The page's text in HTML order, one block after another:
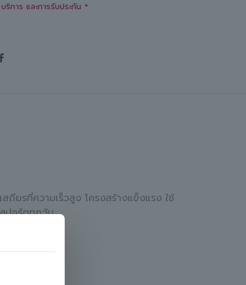
ริการ และการรับประกัน *
ยรที่ความเร็วสูง โครงสร้างแข็งแรง ใช้
ปอร์ตทุกวัน